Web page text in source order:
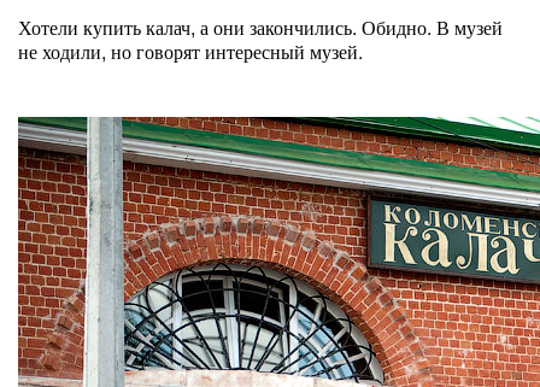
Хотели купить калач, а они закончились. Обидно. В музей
не ходили, но говорят интересный музей.